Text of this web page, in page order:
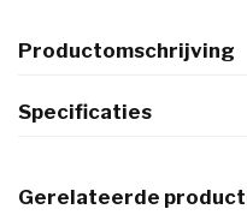
Productomschrijving
Specificaties
Gerelateerde